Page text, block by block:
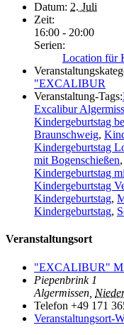
Datum: 2. Juli
Zeit:
16:00 - 20:00
Serien:
Location für
"EXCALIBUR
Veranstaltung-Tags:
Excalibur
Kindergeburtstag
Braunschweig,
Kindergeburtstag
mit Bogenschießen,
Kindergeburtstag
Kindergeburtstag
Kindergeburtstag,
Kindergeburtstag,
Veranstaltungsort
"EXCALIBUR"
Piepenbrink 1
Algermissen
Telefon +49 171
Veranstaltungsort-